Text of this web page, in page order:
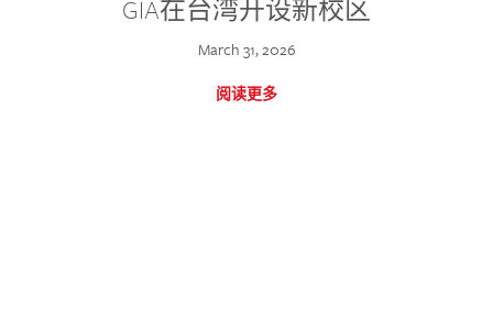
GIA在台湾开设新校区
March 31, 2026
阅读更多